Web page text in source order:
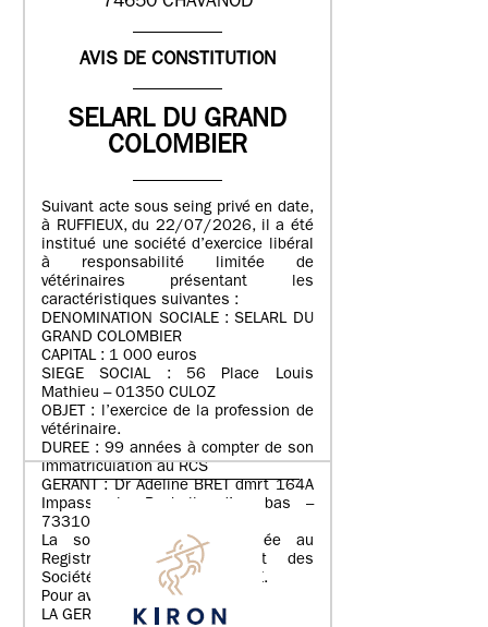
AVIS DE CONSTITUTION
SELARL DU GRAND
COLOMBIER
Suivant acte sous seing privé en date,
à RUFFIEUX, du 22/07/2026, il a été
institué une société d’exercice libéral
à responsabilité limitée de
vétérinaires présentant les
caractéristiques suivantes :
DENOMINATION SOCIALE : SELARL DU
GRAND COLOMBIER
CAPITAL : 1 000 euros
SIEGE SOCIAL : 56 Place Louis
Mathieu – 01350 CULOZ
OBJET : l’exercice de la profession de
vétérinaire.
DUREE : 99 années à compter de son
immatriculation au RCS
GERANT : Dr Adeline BRET dmrt 164A
Impasse la Rochelle d’en bas –
73310 RUFFIEUX
La société sera immatriculée au
Registre du Commerce et des
Sociétés de BOURG-EN-BRESSE.
Pour avis,
LA GERANCE.